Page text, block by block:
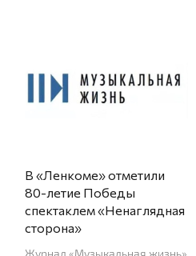
В «Ленкоме» отметили
80-летие Победы
спектаклем «Ненаглядная
сторона»